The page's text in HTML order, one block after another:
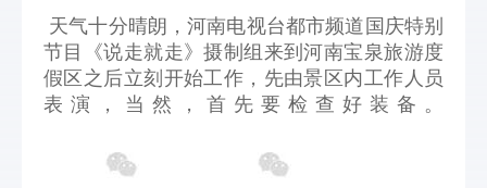
天气十分晴朗，河南电视台都市频道国庆特别
节目《说走就走》摄制组来到河南宝泉旅游度
假区之后立刻开始工作，先由景区内工作人员
表演，当然，首先要检查好装备。